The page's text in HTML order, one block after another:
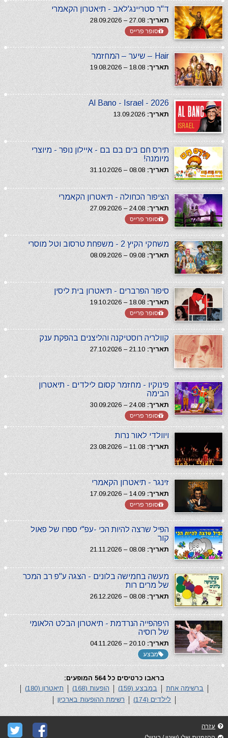
ד"ר סטריינג'לאב - תיאטרון הקאמרי
תאריך:
סופר פרייס
Hair – שיער – המחזמר
תאריך:
Al Bano - Israel - 2026
תאריך:
תירס חם בים בם בם - איילון נופר - מיוצרי
מיומנה!
תאריך:
הציפור הכחולה - תיאטרון הקאמרי
תאריך:
סופר פרייס
משחקי הקיץ 2 - משפחת טרסוב וטל מוסרי
תאריך:
סיפור הפרברים - תיאטרון בית ליסין
תאריך:
סופר פרייס
קוולריה רוסטיקנה והליצנים בהפקת ענק
תאריך:
פינוקיו - מחזמר קסום לילדים - תיאטרון
הבימה
תאריך:
סופר פרייס
ויוולדי לאור נרות
תאריך:
זינגר - תיאטרון הקאמרי
תאריך:
סופר פרייס
הפיל שרצה להיות הכי -עפ"י ספרו של פאול
קור
תאריך:
מעשה בחמישה בלונים - הצגה ע"פ רב המכר
של מרים רות
תאריך:
היפהפייה הנרדמת - תיאטרון הבלט הלאומי
של רוסיה
תאריך:
מבצע
בראבו כרטיסים כל 564 המופעים:
ברשימה אחת
במבצע (159) הופעות (168)
תיאטרון (180)
לילדים (174)
רשימת ההופעות בארכיון
עזרה